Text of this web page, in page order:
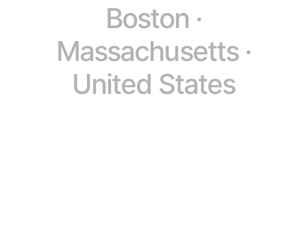
Boston ·
Massachusetts ·
United States